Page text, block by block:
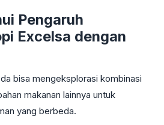
Pengaruh
Excelsa dengan
bisa mengeksplorasi kombinasi
makanan lainnya untuk
yang berbeda.